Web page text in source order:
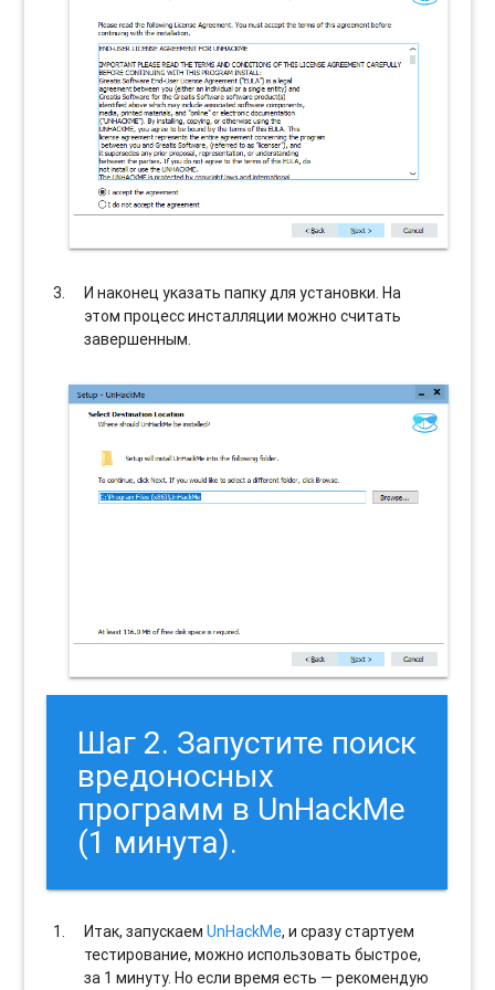
И наконец указать папку для установки. На
этом процесс инсталляции можно считать
завершенным.
Шаг 2. Запустите поиск
вредоносных
программ в UnHackMe
(1 минута).
Итак, запускаемUnHackMe, и сразу стартуем
тестирование, можно использовать быстрое,
за 1 минуту. Но если время есть — рекомендую